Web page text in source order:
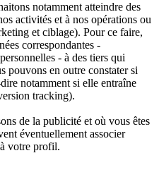
notamment atteindre des
activités et à nos opérations ou
et ciblage). Pour ce faire,
correspondantes -
- à des tiers qui
pouvons en outre constater si
notamment si elle entraîne
tracking).
de la publicité et où vous êtes
éventuellement associer
votre profil.